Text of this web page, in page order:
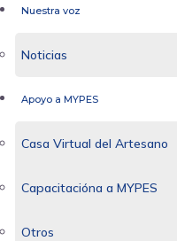
Nuestra voz
Noticias
Apoyo a MYPES
Casa Virtual del Artesano
Capacitacióna a MYPES
Otros